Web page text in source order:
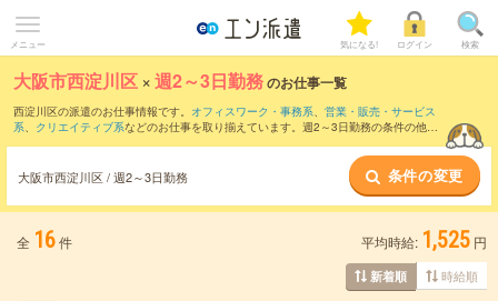
メニュー 気になる! ログイン 検索
大阪市西淀川区 ×週2～3日勤務のお仕事一覧
西淀川区の派遣のお仕事情報です。 オフィスワーク・事務系、 営業・販売・サービス
系、 クリエイティブ系などのお仕事を取り揃えています。週2～3日勤務の条件の他
大阪市西淀川区 / 週2～3日勤務 条件の変更
全 16件 平均時給: 1,525 円
新着順 時給順